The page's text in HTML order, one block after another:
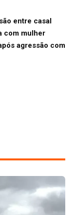
entre casal
com mulher
agressão com